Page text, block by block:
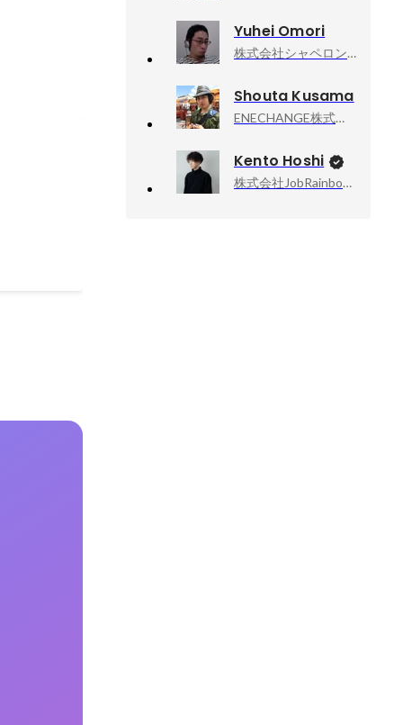
Yuhei Omori
株式会社シャペロン, エンジニア
Shouta Kusama
ENECHANGE株式会社 , クリエイティブ・ディレクター
Kento Hoshi
株式会社JobRainbow, CEO